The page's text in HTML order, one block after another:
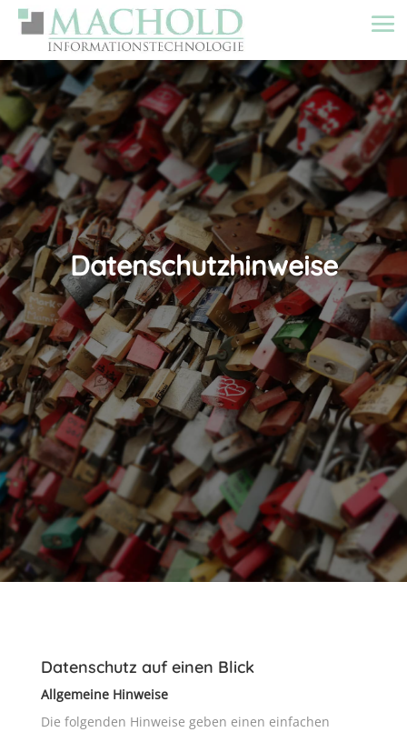
Datenschutzhinweise
Datenschutz auf einen Blick
Allgemeine Hinweise
Die folgenden Hinweise geben einen einfachen